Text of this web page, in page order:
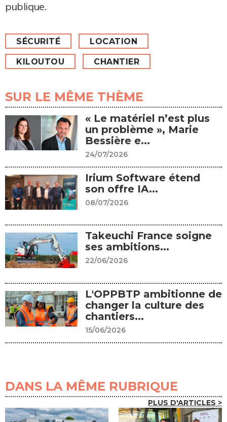
publique.
SÉCURITÉ LOCATION
KILOUTOU CHANTIER
SUR LE MÊME THÈME
« Le matériel n’est plus
un problème », Marie
Bessière e...
24/07/2026
Irium Software étend
son offre IA...
08/07/2026
Takeuchi France soigne
ses ambitions...
22/06/2026
L'OPPBTP ambitionne de
changer la culture des
chantiers...
15/06/2026
DANS LA MÊME RUBRIQUE
PLUS D'ARTICLES >